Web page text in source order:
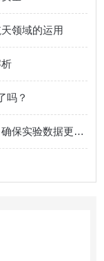
领域的运用
吗？
掌握正确的低温脆性试验机操作方法，确保实验数据更加准确